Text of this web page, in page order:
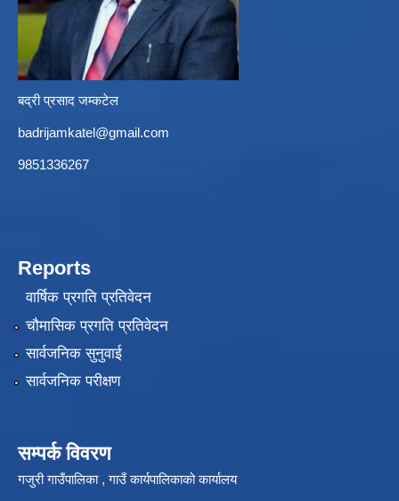
बद्री प्रसाद जम्कटेल
badrijamkatel@gmail.com
9851336267
Reports
वार्षिक प्रगति प्रतिवेदन
चौमासिक प्रगति प्रतिवेदन
सार्वजनिक सुनुवाई
सार्वजनिक परीक्षण
सम्पर्क विवरण
गजुरी गाउँपालिका , गाउँ कार्यपालिकाको कार्यालय